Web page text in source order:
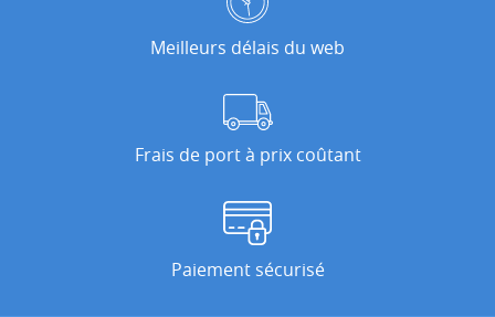
Meilleurs délais du web
Frais de port à prix coûtant
Paiement sécurisé